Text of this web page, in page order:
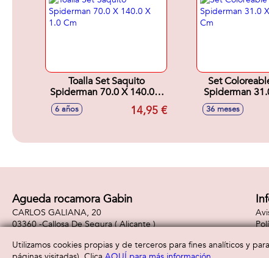
Toalla Set Saquito
Spiderman 70.0 X 140.0 X
6 años 14,95 €
Set
Spiderman
4.0 Cm
36 meses
Agueda rocamora Gabin
CARLOS GALIANA, 20
03360 -Callosa De Segura( Alicante )
Utilizamos cookies propias y de terceros para fines analíticos y